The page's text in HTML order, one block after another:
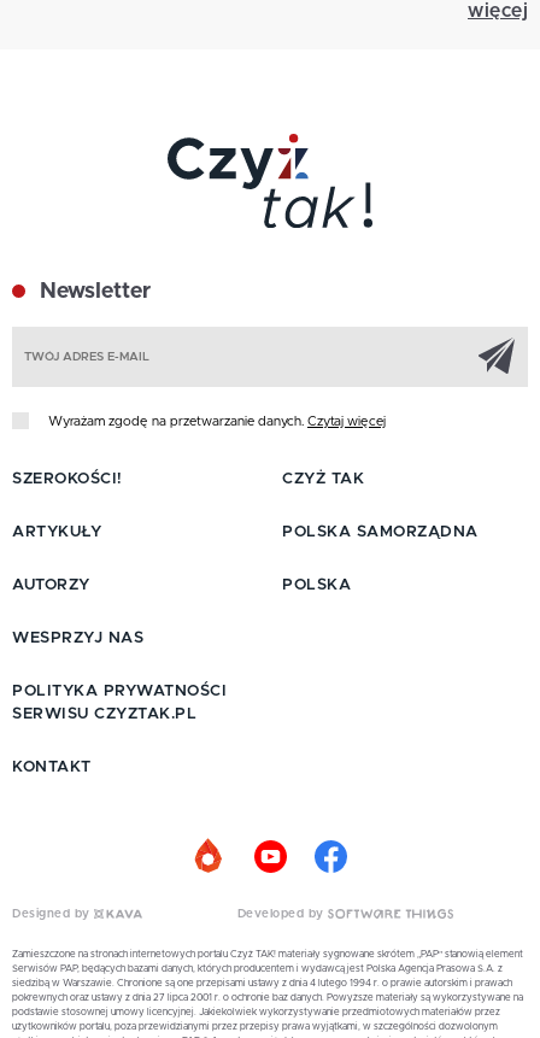
więcej
Newsletter
Wyrażam zgodę na przetwarzanie danych. Czytaj więcej
SZEROKOŚCI!
ARTYKUŁY
AUTORZY
CZYŻ TAK
POLSKA SAMORZĄDNA
POLSKA
WESPRZYJ NAS
POLITYKA PRYWATNOŚCI
SERWISU CZYZTAK.PL
KONTAKT
Designed by Developed by
Zamieszczone na stronach internetowych portalu Czyż TAK! materiały sygnowane skrótem „PAP” stanowią element
Serwisów PAP, będących bazami danych, których producentem i wydawcą jest Polska Agencja Prasowa S.A. z
siedzibą w Warszawie. Chronione są one przepisami ustawy z dnia 4 lutego 1994 r. o prawie autorskim i prawach
pokrewnych oraz ustawy z dnia 27 lipca 2001 r. o ochronie baz danych. Powyższe materiały są wykorzystywane na
podstawie stosownej umowy licencyjnej. Jakiekolwiek wykorzystywanie przedmiotowych materiałów przez
użytkowników portalu, poza przewidzianymi przez przepisy prawa wyjątkami, w szczególności dozwolonym